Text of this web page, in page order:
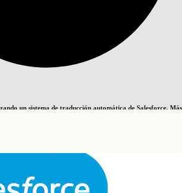
un sistema de traducción automática de Salesforce. Más
Buscar